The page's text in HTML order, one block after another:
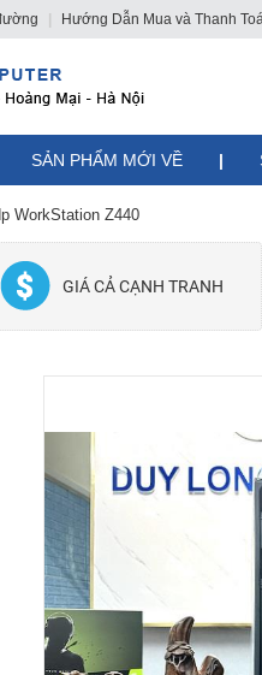
Hướng Dẫn Mua và Thanh
SẢN PHẨM MỚI VỀ |
WorkStation Z440
GIÁ CẢ CẠNH TRANH